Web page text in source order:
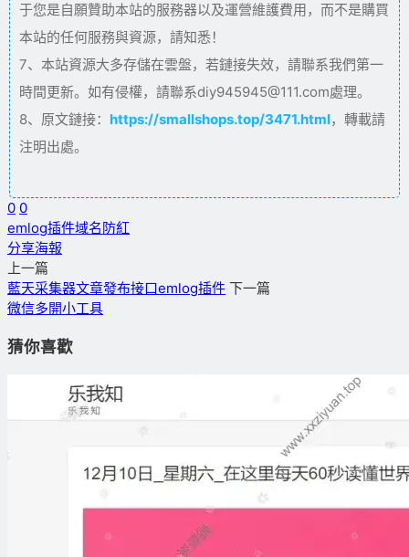
于您是自願贊助本站的服務器以及運營維護費用，而不是購買
本站的任何服務與資源，請知悉！
7、本站資源大多存儲在雲盤，若鏈接失效，請聯系我們第一
時間更新。如有侵權，請聯系diy945945@111.com處理。
8、原文鏈接： https://smallshops.top/3471.html，轉載請
注明出處。
0 0
emlog插件域名防紅
分享海報
上一篇
藍天采集器文章發布接口emlog插件 下一篇
微信多開小工具
猜你喜歡